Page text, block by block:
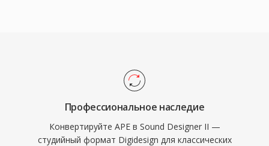
Профессиональное наследие
Конвертируйте APE в Sound Designer II —
студийный формат Digidesign для классических